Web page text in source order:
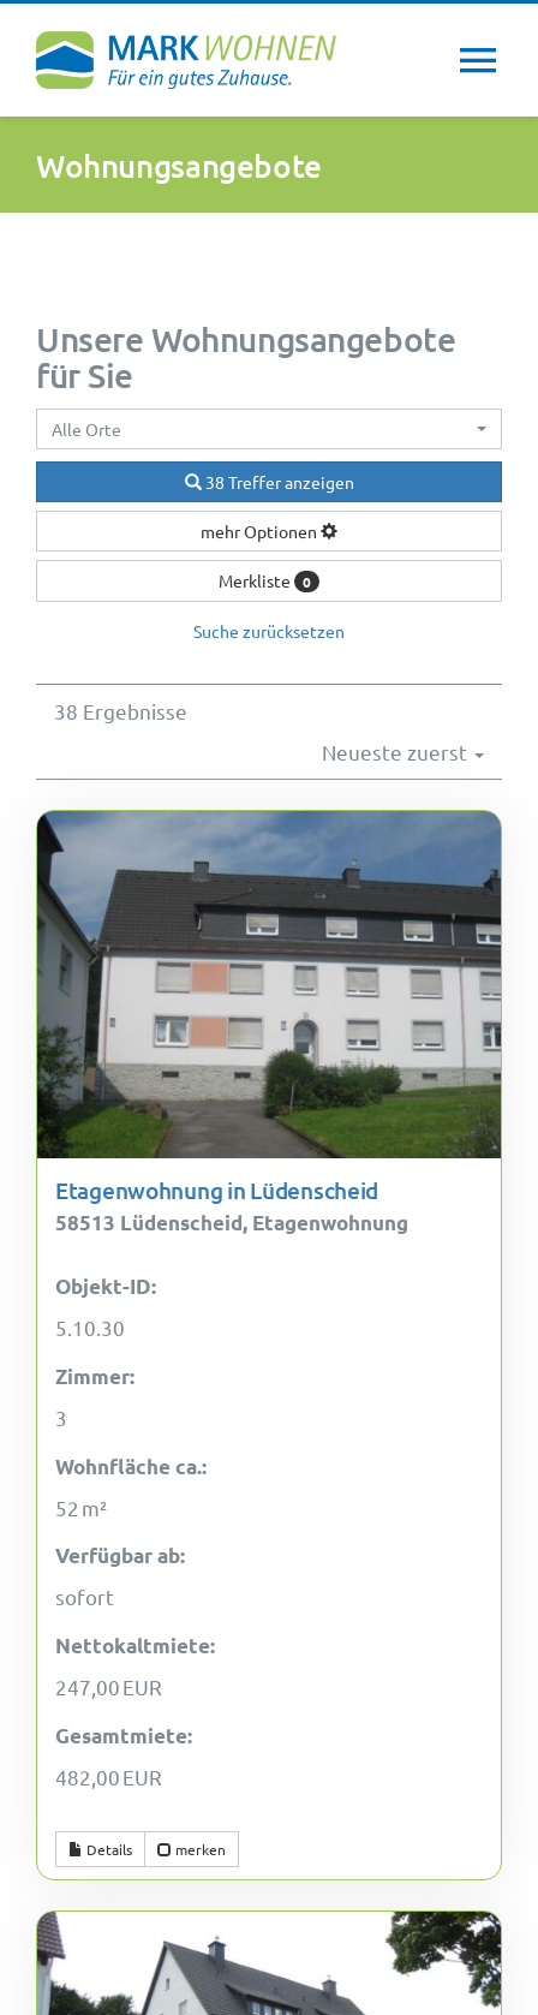
Inhalt
Über uns
Newsletter
Wohnungsangebote
Wohnungsangebote
Unsere Wohnungsangebote
für Sie
Alle Orte
38 Treffer anzeigen
mehr Optionen
Merkliste 0
Suche zurücksetzen
38 Ergebnisse
Neueste zuerst
Etagenwohnung in Lüdenscheid
58513 Lüdenscheid, Etagenwohnung
Objekt-ID:
5.10.30
Zimmer:
3
Wohnfläche ca.:
52 m²
Verfügbar ab:
sofort
Nettokaltmiete:
247,00 EUR
Gesamtmiete:
482,00 EUR
Details merken